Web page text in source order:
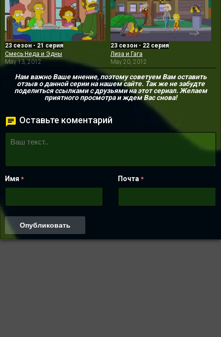
23 сезон - 21 серия
Смесь Неда и Эдны
May 13, 2012
23 сезон - 22 серия
Лиза и Гага
May 20, 2012
Нам важно Ваше мнение, поэтому советуем Вам оставить
отзыв о данной серии на нашем сайте. Так же не забудте
поделиться ссылками с друзьями на этот сериал. Желаем
приятного просмотра и ждем Вас снова!
Оставьте коментарий
Имя * Почта *